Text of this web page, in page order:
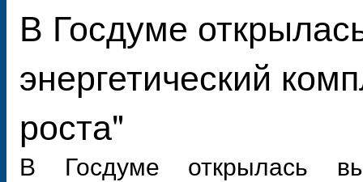
В Госдуме
энергетический
роста"
В Госдуме открылась